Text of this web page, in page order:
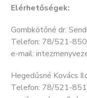
Elérhetőségek:
Gombkötőné dr.
Telefon: 78/521-850
e-mail:
Hegedűsné Kovács
Telefon: 78/521-851